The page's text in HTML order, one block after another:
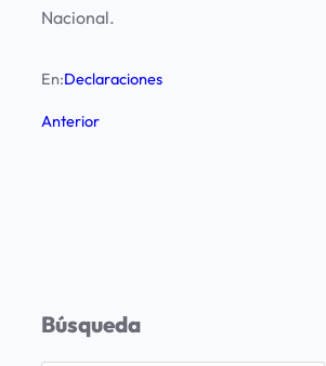
Nacional.
En:Declaraciones
Anterior
Búsqueda